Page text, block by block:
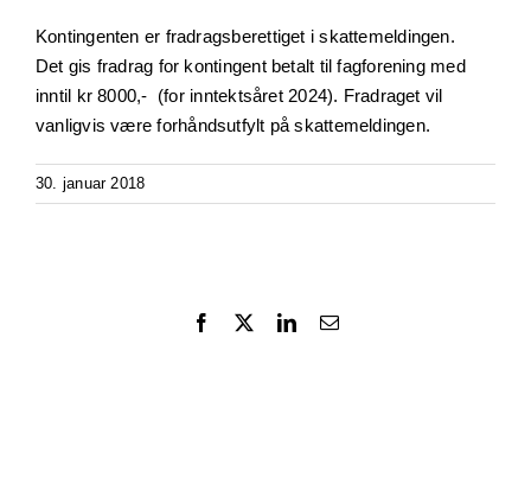
Kontingenten er fradragsberettiget i skattemeldingen.
Det gis fradrag for kontingent betalt til fagforening med
inntil kr 8000,- (for inntektsåret 2024). Fradraget vil
vanligvis være forhåndsutfylt på skattemeldingen.
30. januar 2018
Facebook LinkedInEmail